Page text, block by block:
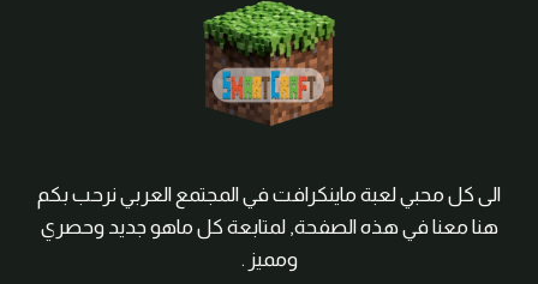
الى كل محبي لعبة ماينكرافت في المجتمع العربي نرحب بكم
هنا معنا في هذه الصفحة, لمتابعة كل ماهو جديد وحصري
ومميز .